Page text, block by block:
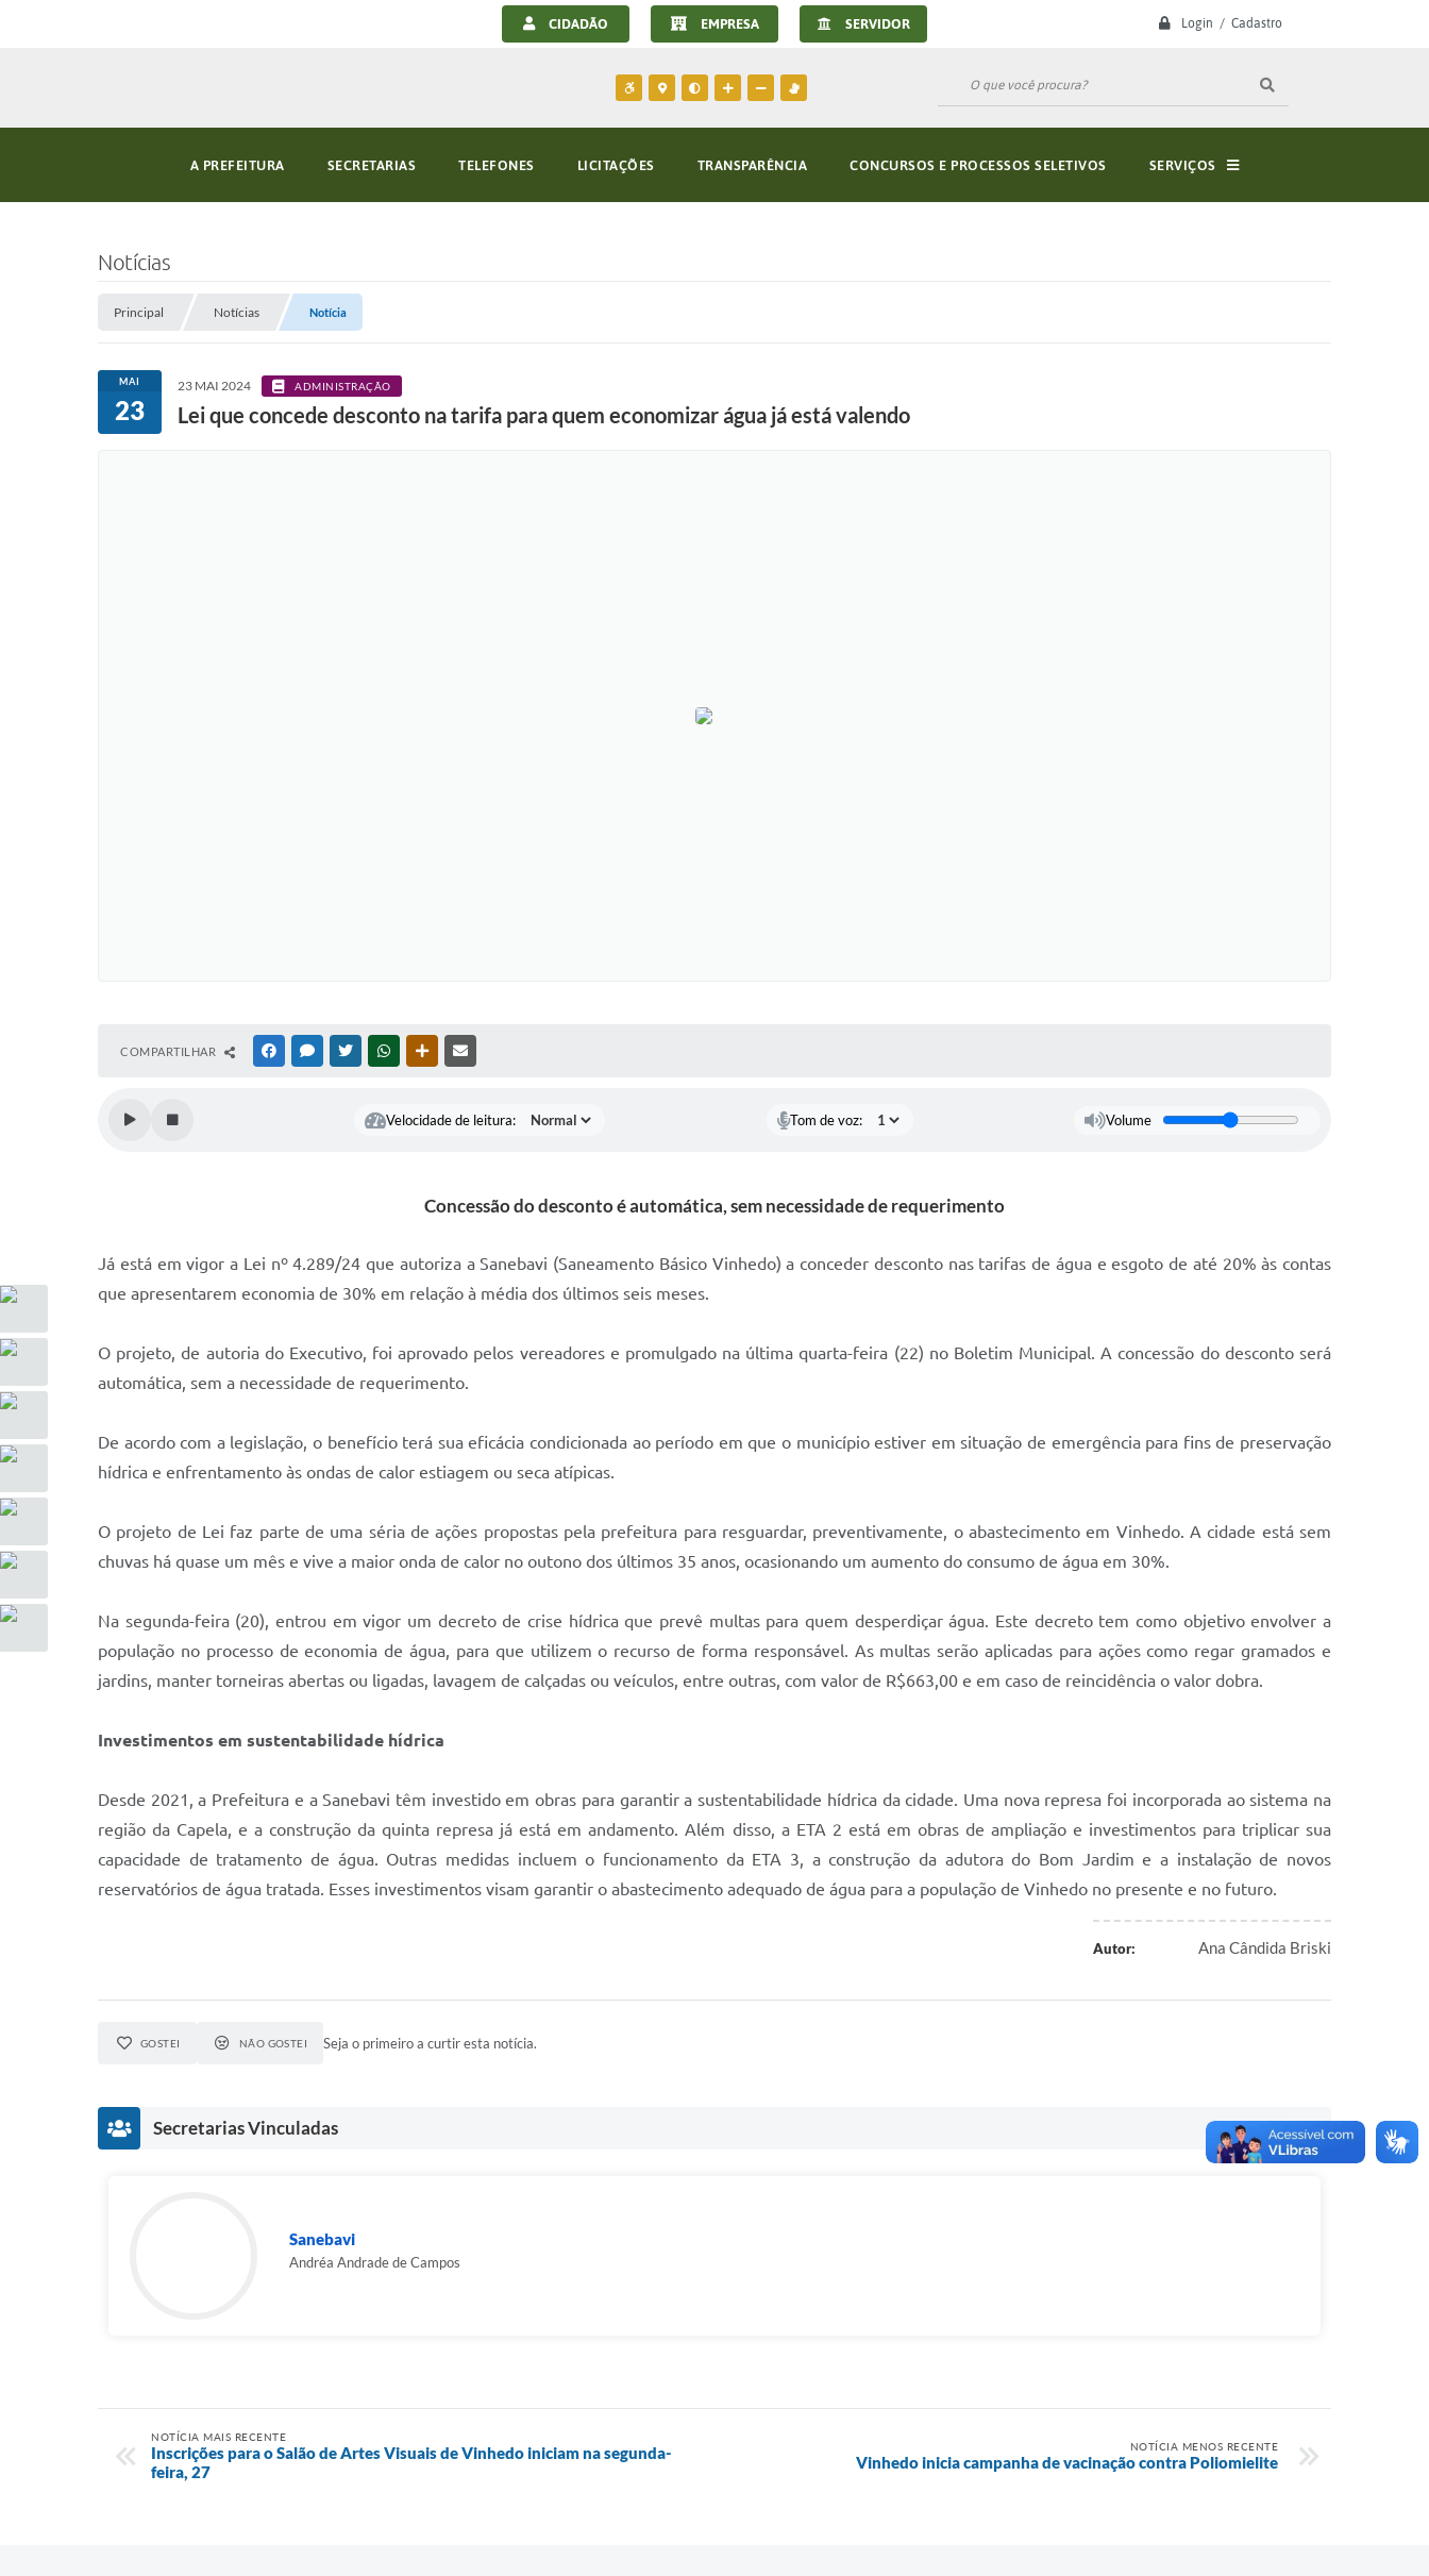
Login / Cadastro
CIDADÃO EMPRESA SERVIDOR
A PREFEITURA SECRETARIAS TELEFONES LICITAÇÕES TRANSPARÊNCIA CONCURSOS E PROCESSOS SELETIVOS SERVIÇOS
Notícias
Principal Notícias Notícia
MAI
23
23 MAI 2024 ADMINISTRAÇÃO
Lei que concede desconto na tarifa para quem economizar água já está valendo
COMPARTILHAR FACEBOOKMESSENGER
TWITTERWHATSAPPOUTRAS MÍDIAS
Velocidade de leitura: Tom de voz: Volume
Concessão do desconto é automática, sem necessidade de requerimento
Já está em vigor a Lei nº 4.289/24 que autoriza a Sanebavi (Saneamento Básico Vinhedo) a conceder desconto nas tarifas de água e esgoto de até 20% às contas
que apresentarem economia de 30% em relação à média dos últimos seis meses.
O projeto, de autoria do Executivo, foi aprovado pelos vereadores e promulgado na última quarta-feira (22) no Boletim Municipal. A concessão do desconto será
automática, sem a necessidade de requerimento.
De acordo com a legislação, o benefício terá sua eficácia condicionada ao período em que o município estiver em situação de emergência para fins de preservação
hídrica e enfrentamento às ondas de calor estiagem ou seca atípicas.
O projeto de Lei faz parte de uma séria de ações propostas pela prefeitura para resguardar, preventivamente, o abastecimento em Vinhedo. A cidade está sem
chuvas há quase um mês e vive a maior onda de calor no outono dos últimos 35 anos, ocasionando um aumento do consumo de água em 30%.
Na segunda-feira (20), entrou em vigor um decreto de crise hídrica que prevê multas para quem desperdiçar água. Este decreto tem como objetivo envolver a
população no processo de economia de água, para que utilizem o recurso de forma responsável. As multas serão aplicadas para ações como regar gramados e
jardins, manter torneiras abertas ou ligadas, lavagem de calçadas ou veículos, entre outras, com valor de R$663,00 e em caso de reincidência o valor dobra.
Investimentos em sustentabilidade hídrica
Desde 2021, a Prefeitura e a Sanebavi têm investido em obras para garantir a sustentabilidade hídrica da cidade. Uma nova represa foi incorporada ao sistema na
região da Capela, e a construção da quinta represa já está em andamento. Além disso, a ETA 2 está em obras de ampliação e investimentos para triplicar sua
capacidade de tratamento de água. Outras medidas incluem o funcionamento da ETA 3, a construção da adutora do Bom Jardim e a instalação de novos
reservatórios de água tratada. Esses investimentos visam garantir o abastecimento adequado de água para a população de Vinhedo no presente e no futuro.
Autor: Ana Cândida Briski
GOSTEI NÃO GOSTEI Seja o primeiro a curtir esta notícia.
Secretarias Vinculadas
Sanebavi
Andréa Andrade de Campos
NOTÍCIA MAIS RECENTE
Inscrições para o Salão de Artes Visuais de Vinhedo iniciam na segunda-
feira, 27
NOTÍCIA MENOS RECENTE
Vinhedo inicia campanha de vacinação contra Poliomielite